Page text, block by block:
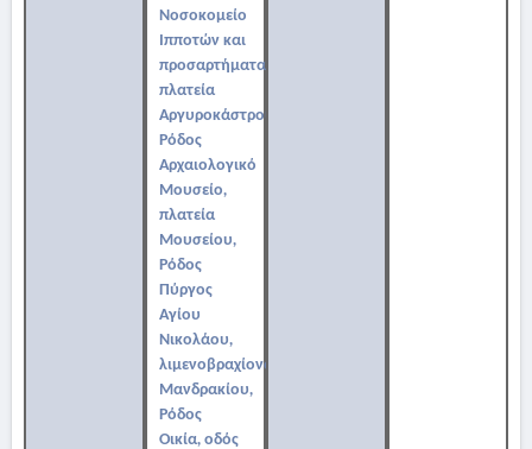
Νοσοκομείο
Ιπποτών και
προσαρτήματα,
πλατεία
Αργυροκάστρου,
Ρόδος
Αρχαιολογικό
Μουσείο,
πλατεία
Μουσείου,
Ρόδος
Πύργος
Αγίου
Νικολάου,
λιμενοβραχίονας
Μανδρακίου,
Ρόδος
Οικία, οδός